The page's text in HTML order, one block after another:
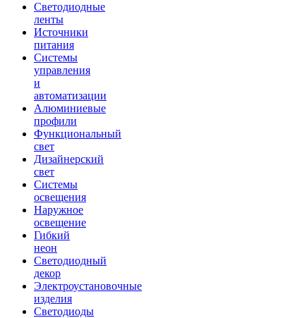
Светодиодные
ленты
Источники
питания
Системы
управления
и
автоматизации
Алюминиевые
профили
Функциональный
свет
Дизайнерский
свет
Системы
освещения
Наружное
освещение
Гибкий
неон
Светодиодный
декор
Электроустановочные
изделия
Светодиоды